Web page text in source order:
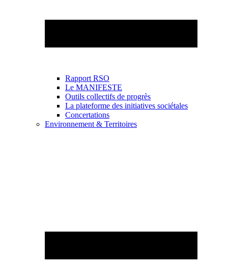
Rapport RSO
Le MANIFESTE
Outils collectifs de progrès
La plateforme des initiatives sociétales
Concertations
Environnement & Territoires